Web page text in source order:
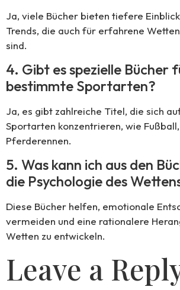
Ja, viele Bücher bieten tiefere
Trends, die auch für erfahrene
sind.
4. Gibt es spezielle Bücher
bestimmte Sportarten?
Ja, es gibt zahlreiche Titel, die sich
Sportarten konzentrieren, wie
Pferderennen.
5. Was kann ich aus den
die Psychologie des
Diese Bücher helfen, emotionale
vermeiden und eine rationalere
Wetten zu entwickeln.
Leave a